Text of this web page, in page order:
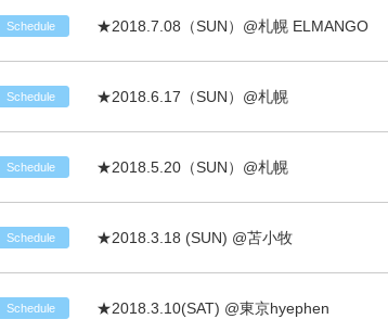
Schedule ★2018.7.08（SUN）@札幌 ELMANGO
Schedule ★2018.6.17（SUN）@札幌
Schedule ★2018.5.20（SUN）@札幌
Schedule ★2018.3.18 (SUN) @苫小牧
Schedule ★2018.3.10(SAT) @東京hyephen